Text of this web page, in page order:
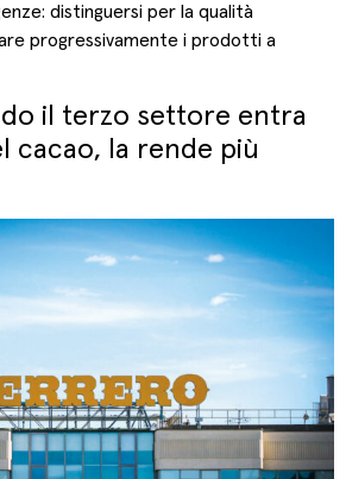
distinguersi per la qualità
progressivamente i prodotti a
il terzo settore entra
cacao, la rende più